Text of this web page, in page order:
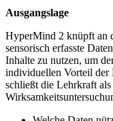
Ausgangslage
HyperMind 2 knüpft an
sensorisch erfasste
Inhalte zu nutzen, um
individuellen Vorteil der
schließt die Lehrkraft